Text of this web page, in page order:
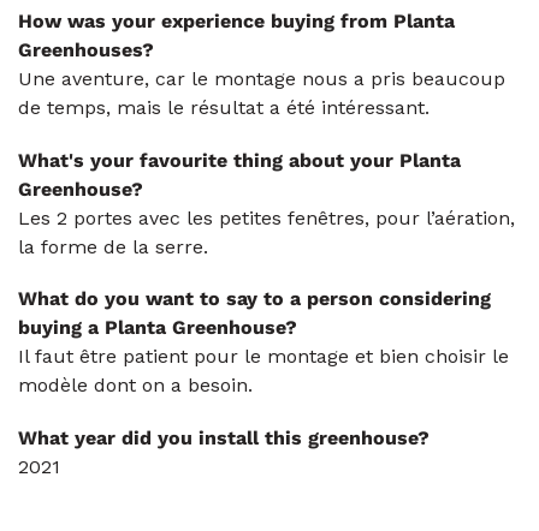
How was your experience buying from Planta
Greenhouses?
Une aventure, car le montage nous a pris beaucoup
de temps, mais le résultat a été intéressant.
What's your favourite thing about your Planta
Greenhouse?
Les 2 portes avec les petites fenêtres, pour l’aération,
la forme de la serre.
What do you want to say to a person considering
buying a Planta Greenhouse?
Il faut être patient pour le montage et bien choisir le
modèle dont on a besoin.
What year did you install this greenhouse?
2021